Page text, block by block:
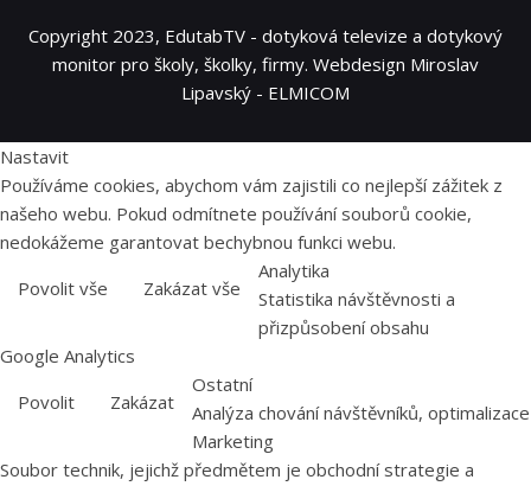
Copyright 2023, EdutabTV - dotyková televize a dotykový
monitor pro školy, školky, firmy. Webdesign Miroslav
Lipavský - ELMICOM
Nastavit
Používáme cookies, abychom vám zajistili co nejlepší zážitek z
našeho webu. Pokud odmítnete používání souborů cookie,
nedokážeme garantovat bechybnou funkci webu.
Povolit vše
Zakázat vše
Analytika
Statistika návštěvnosti a
přizpůsobení obsahu
Google Analytics
Povolit
Zakázat
Ostatní
Analýza chování návštěvníků, optimalizace
Marketing
Soubor technik, jejichž předmětem je obchodní strategie a